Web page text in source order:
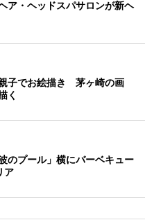
ア・ヘッドスパサロンが新ヘ
子でお絵描き 茅ヶ崎の画
く
のプール」横にバーベキュー
ア